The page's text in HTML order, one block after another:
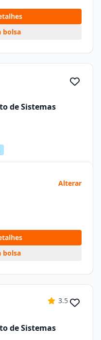
bolsa
de Sistemas
Alterar
bolsa
3.5
de Sistemas